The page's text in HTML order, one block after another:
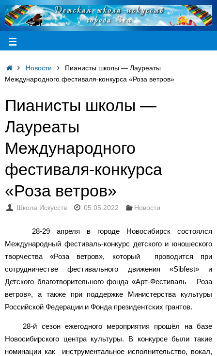
Новости
Пианисты школы — Лауреаты
Международного фестиваля-конкурса «Роза ветров»
Пианисты школы —
Лауреаты
Международного
фестиваля-конкурса
«Роза ветров»
Школа Искусств 05.05.2022 Новости
28-29 апреля в городе Новосибирск состоялся
Международный фестиваль-конкурс детского и юношеского
творчества «Роза ветров», который проводится при
сотрудничестве фестивального движения «Sibfest» и
Детского благотворительного фонда «Арт-Фестиваль – Роза
ветров», а также при поддержке Министерства культуры
Российской Федерации и Фонда президентских грантов.
28-й сезон ежегодного мероприятия прошёл на базе
Новосибирского центра культуры. В конкурсе были такие
номинации как инструментальное исполнительство, вокал,